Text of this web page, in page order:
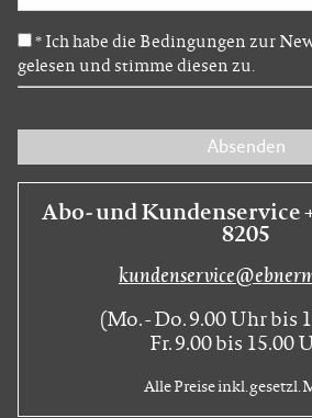
* Ich habe die Bedingungen zur
gelesen und stimme diesen zu.
Absenden
Abo- und Kundenservice
8205
(Mo. - Do. 9.00 Uhr bis
Fr. 9.00 bis 15.00
Alle Preise inkl. gesetzl.